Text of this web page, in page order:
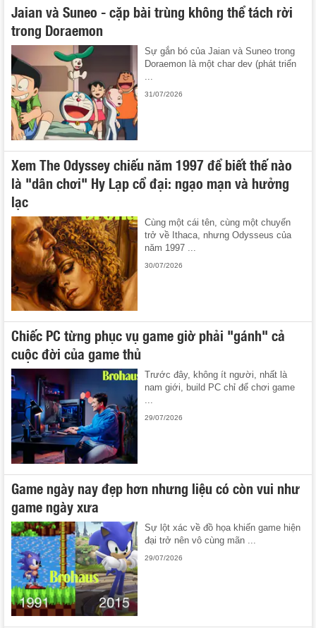
Jaian và Suneo - cặp bài trùng không thể tách rời
trong Doraemon
Sự gắn bó của Jaian và Suneo trong
Doraemon là một char dev (phát triển
...
31/07/2026
Xem The Odyssey chiếu năm 1997 để biết thế nào
là "dân chơi" Hy Lạp cổ đại: ngạo mạn và hưởng
lạc
Cùng một cái tên, cùng một chuyến
trở về Ithaca, nhưng Odysseus của
năm 1997 ...
30/07/2026
Chiếc PC từng phục vụ game giờ phải "gánh" cả
cuộc đời của game thủ
Trước đây, không ít người, nhất là
nam giới, build PC chỉ để chơi game
...
29/07/2026
Game ngày nay đẹp hơn nhưng liệu có còn vui như
game ngày xưa
Sự lột xác về đồ họa khiến game hiện
đại trở nên vô cùng mãn ...
29/07/2026